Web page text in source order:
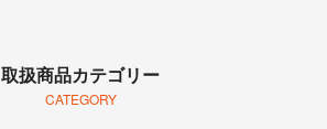
取扱商品カテゴリー
CATEGORY